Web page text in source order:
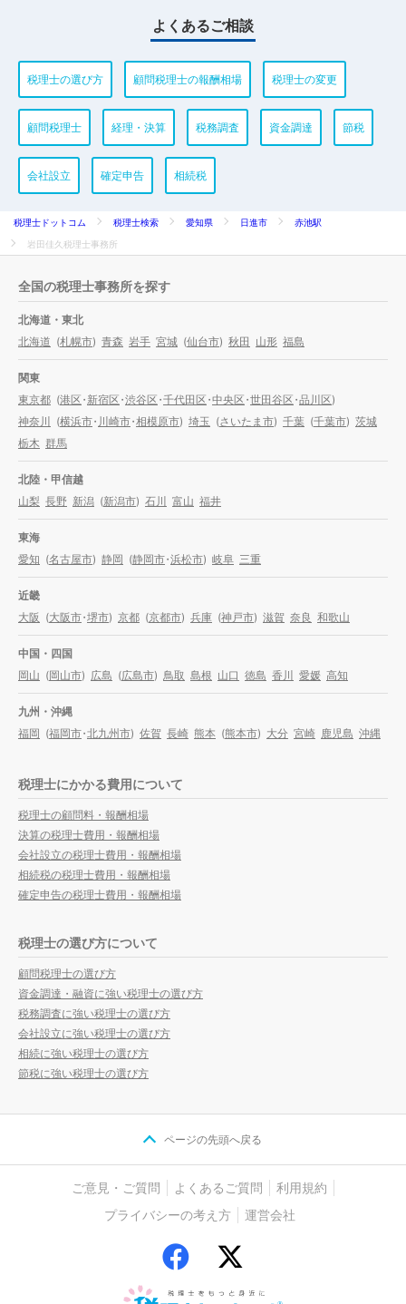
よくあるご相談
税理士の選び方 顧問税理士の報酬相場 税理士の変更
顧問税理士 経理・決算 税務調査 資金調達 節税
会社設立 確定申告 相続税
税理士ドットコム 税理士検索 愛知県 日進市
赤池駅
岩田佳久税理士事務所
全国の税理士事務所を探す
北海道・東北
北海道 (札幌市) 青森 岩手 宮城 (仙台市) 秋田 山形 福島
関東
東京都 (港区・新宿区・渋谷区・千代田区・中央区・世田谷区・品川区)
神奈川 (横浜市・川崎市・相模原市) 埼玉 (さいたま市) 千葉 (千葉市) 茨城
栃木 群馬
北陸・甲信越
山梨 長野 新潟 (新潟市) 石川 富山 福井
東海
愛知 (名古屋市) 静岡 (静岡市・浜松市) 岐阜 三重
近畿
大阪 (大阪市・堺市) 京都 (京都市) 兵庫 (神戸市) 滋賀 奈良 和歌山
中国・四国
岡山 (岡山市) 広島 (広島市) 鳥取 島根 山口 徳島 香川 愛媛 高知
九州・沖縄
福岡 (福岡市・北九州市) 佐賀 長崎 熊本 (熊本市) 大分 宮崎 鹿児島 沖縄
税理士にかかる費用について
税理士の顧問料・報酬相場
決算の税理士費用・報酬相場
会社設立の税理士費用・報酬相場
相続税の税理士費用・報酬相場
確定申告の税理士費用・報酬相場
税理士の選び方について
顧問税理士の選び方
資金調達・融資に強い税理士の選び方
税務調査に強い税理士の選び方
会社設立に強い税理士の選び方
相続に強い税理士の選び方
節税に強い税理士の選び方
ページの先頭へ戻る
ご意見・ご質問 よくあるご質問
利用規約
プライバシーの考え方
運営会社